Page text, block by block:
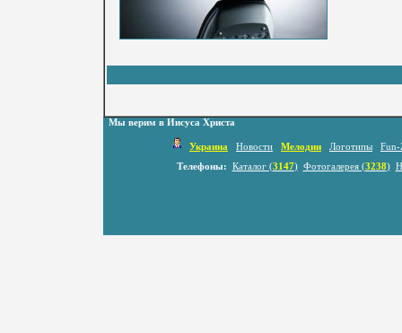
Мы верим в Иисуса Христа
Украина Новости Мелодии Логотипы
Fun-
Телефоны:
Каталог (3147) Фотогалерея (3238)